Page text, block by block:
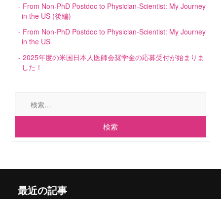
From Non-PhD Postdoc to Physician-Scientist: My Journey
in the US (後編)
From Non-PhD Postdoc to Physician-Scientist: My Journey
in the US
2025年度の米国日本人医師会奨学金の応募受付が始まりま
した！
最近の記事